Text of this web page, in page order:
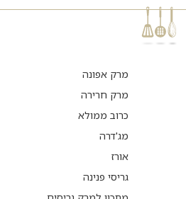
מרק אפונה
מרק חרירה
כרוב ממולא
מג'דרה
אורז
גריסי פנינה